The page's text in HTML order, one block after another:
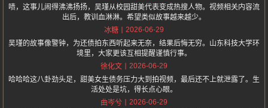
啧，这事儿闹得沸沸扬扬，吴瑾从校园甜美代表变成热搜人物。视频相关内容流
出后，教训血淋淋。希望类似故事越来越少。
冰糖
2026-06-29
吴瑾的故事像警钟，为还债拍东西听起来无奈，结果后悔无穷。山东科技大学环
境里，大家更该互相提醒谨慎行事。
徐化文
2026-06-29
哈哈哈这八卦劲头足，甜美女生债务压力大到拍视频，最后还不上就泄露了。生
活处处是坑，得长点心眼。
曲岑兮
2026-06-29